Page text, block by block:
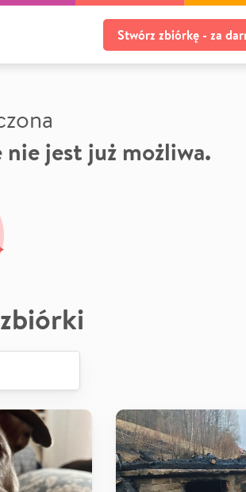
Stwórz zbiórkę - za
jest już możliwa.